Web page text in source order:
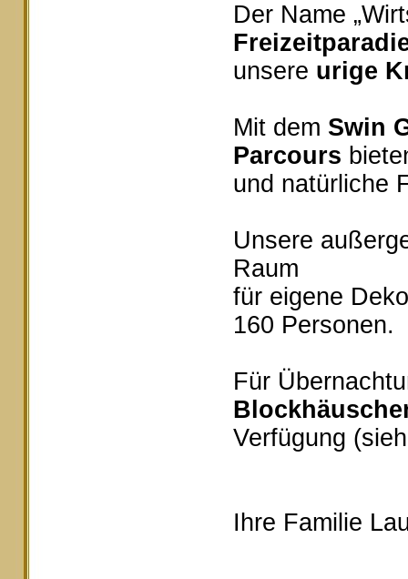
Der Name
unsere urige
Mit dem Swin
Parcours
und natürliche
Unsere
Raum
für eigene
160 Personen.
Für
Verfügung
Ihre Familie